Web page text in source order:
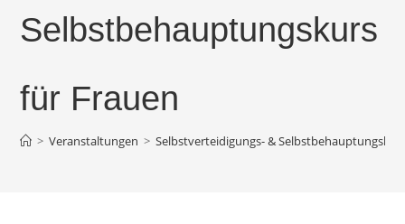
Selbstbehauptungskurs
für Frauen
> Veranstaltungen > Selbstverteidigungs- &